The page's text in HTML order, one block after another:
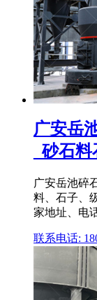
广安岳
_砂石
广安岳池碎
料、石子、
家地址、电
联系电话: